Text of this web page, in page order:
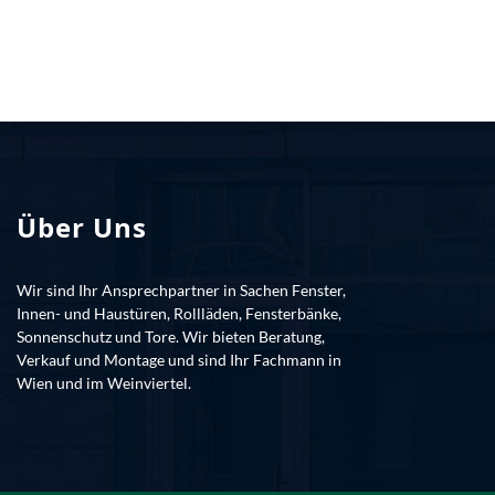
Über Uns
Wir sind Ihr Ansprechpartner in Sachen Fenster,
Innen- und Haustüren, Rollläden, Fensterbänke,
Sonnenschutz und Tore. Wir bieten Beratung,
Verkauf und Montage und sind Ihr Fachmann in
Wien und im Weinviertel.